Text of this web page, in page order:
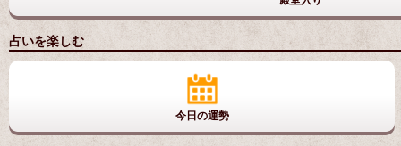
占いを楽しむ
今日の運勢